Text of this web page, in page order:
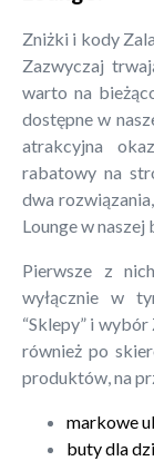
Zniżki i kody
Zazwyczaj
warto na
dostępne w
atrakcyjna
rabatowy na
dwa
Lounge w naszej
Pierwsze z
wyłącznie w
“Sklepy” i
również po
produktów, na
markowe
buty dla